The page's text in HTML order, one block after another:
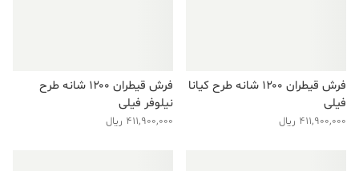
فرش قیطران ۱۲۰۰ شانه طرح کیانا
فیلی
411,900,000 ریال
فرش قیطران ۱۲۰۰ شانه طرح
نیلوفر فیلی
411,900,000 ریال